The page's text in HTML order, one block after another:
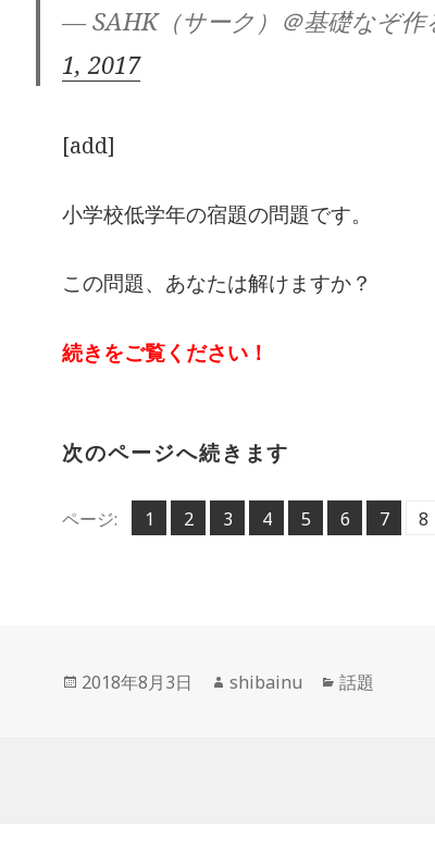
— SAHK（サーク）＠基礎なぞ作
1, 2017
[add]
小学校低学年の宿題の問題です。
この問題、あなたは解けますか？
続きをご覧ください！
次のページへ続きます
ページ:
ペ
1 ,
ペ
2 ,
ペ
3 ,
ペ
4 ,
ペ
5 ,
ペ
6 ,
ペ
7 ,
ペ
8
投
2018年8月3日
作
shibainu
カ
話題